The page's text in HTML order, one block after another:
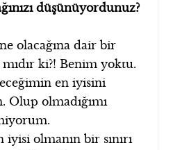
düşünüyordunuz?
olacağına dair bir
ki?! Benim yoktu.
en iyisini
Olup olmadığımı
olmanın bir sınırı